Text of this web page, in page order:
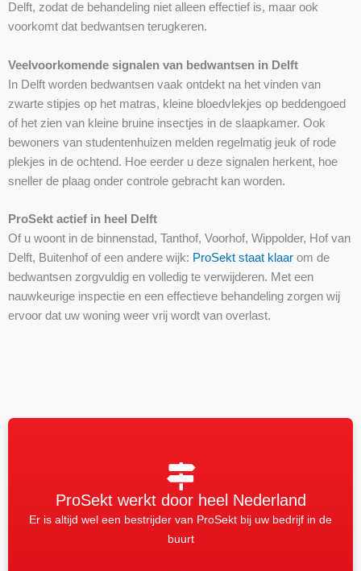
Delft, zodat de behandeling niet alleen effectief is, maar ook
voorkomt dat bedwantsen terugkeren.
Veelvoorkomende signalen van bedwantsen in Delft
In Delft worden bedwantsen vaak ontdekt na het vinden van
zwarte stipjes op het matras, kleine bloedvlekjes op beddengoed
of het zien van kleine bruine insectjes in de slaapkamer. Ook
bewoners van studentenhuizen melden regelmatig jeuk of rode
plekjes in de ochtend. Hoe eerder u deze signalen herkent, hoe
sneller de plaag onder controle gebracht kan worden.
ProSekt actief in heel Delft
Of u woont in de binnenstad, Tanthof, Voorhof, Wippolder, Hof van
Delft, Buitenhof of een andere wijk: ProSekt staat klaar om de
bedwantsen zorgvuldig en volledig te verwijderen. Met een
nauwkeurige inspectie en een effectieve behandeling zorgen wij
ervoor dat uw woning weer vrij wordt van overlast.
ProSekt werkt door heel Nederland
Er is altijd wel een bestrijder van ProSekt bij uw bedrijf in de
buurt